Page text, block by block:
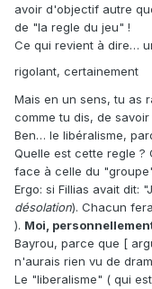
avoir d'objectif autre
de "la regle du jeu" !
Ce qui revient à dire…
rigolant, certainement
Mais en un sens, tu as
comme tu dis, de
Ben… le libéralisme,
Quelle est cette regle
face à celle du
Ergo: si Fillias avait dit:
désolation). Chacun
). Moi,
Bayrou, parce que [
n'aurais rien vu de
Le "liberalisme" ( qui